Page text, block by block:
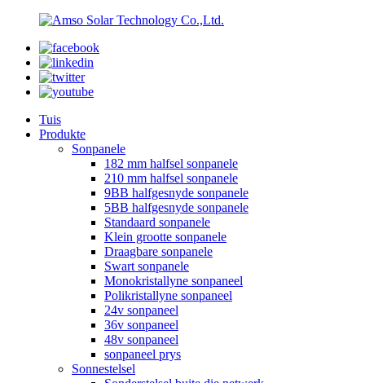
Tuis
Produkte
Sonpanele
182 mm halfsel sonpanele
210 mm halfsel sonpanele
9BB halfgesnyde sonpanele
5BB halfgesnyde sonpanele
Standaard sonpanele
Klein grootte sonpanele
Draagbare sonpanele
Swart sonpanele
Monokristallyne sonpaneel
Polikristallyne sonpaneel
24v sonpaneel
36v sonpaneel
48v sonpaneel
sonpaneel prys
Sonnestelsel